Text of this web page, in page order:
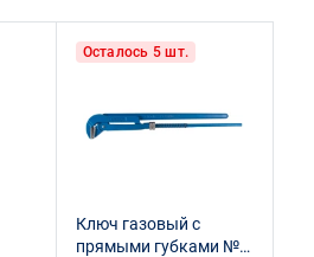
Осталось 5 шт.
Ключ газовый с
прямыми губками №5